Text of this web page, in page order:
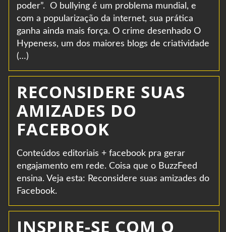
poder”. O bullying é um problema mundial, e
com a popularização da internet, sua prática
ganha ainda mais força. O crime desenhado O
Hypeness, um dos maiores blogs de criatividade
(…)
RECONSIDERE SUAS
AMIZADES DO
FACEBOOK
Conteúdos editoriais + facebook pra gerar
engajamento em rede. Coisa que o BuzzFeed
ensina. Veja esta: Reconsidere suas amizades do
Facebook.
INSPIRE-SE COM O